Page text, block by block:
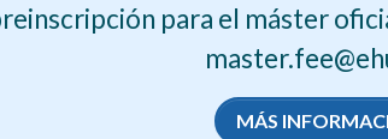
para el máster
MÁS